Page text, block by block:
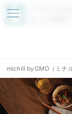
アプリで
michill byGMO（ミチル